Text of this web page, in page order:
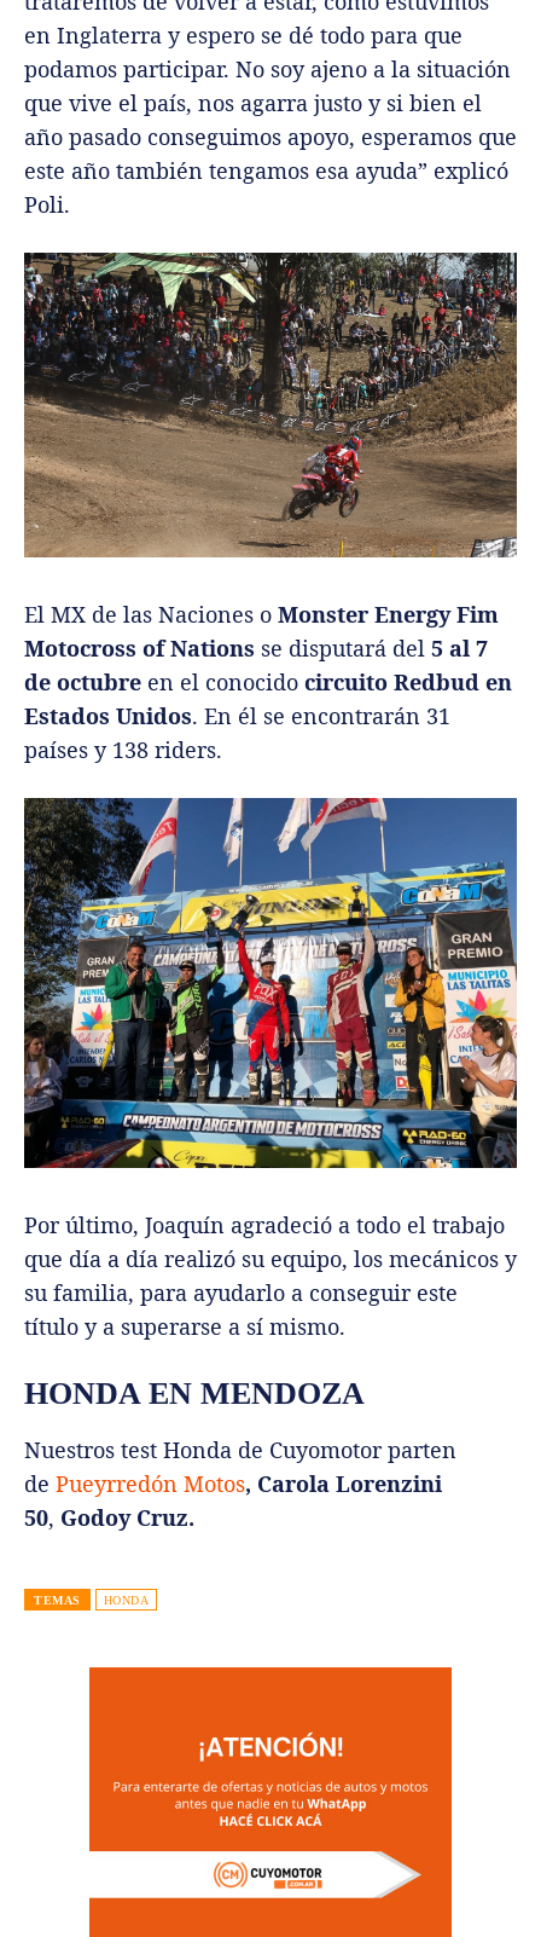
en Inglaterra y espero se dé todo para que
podamos participar. No soy ajeno a la situación
que vive el país, nos agarra justo y si bien el
año pasado conseguimos apoyo, esperamos que
este año también tengamos esa ayuda” explicó
Poli.
El MX de las Naciones o Monster Energy Fim
Motocross of Nations se disputará del 5 al 7
de octubre en el conocido circuito Redbud en
Estados Unidos. En él se encontrarán 31
países y 138 riders.
Por último, Joaquín agradeció a todo el trabajo
que día a día realizó su equipo, los mecánicos y
su familia, para ayudarlo a conseguir este
título y a superarse a sí mismo.
HONDA EN MENDOZA
Nuestros test Honda de Cuyomotor parten
de Pueyrredón Motos, Carola Lorenzini
50, Godoy Cruz.
TEMAS HONDA